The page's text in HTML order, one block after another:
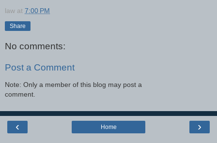
law at 7:00 PM
Share
No comments:
Post a Comment
Note: Only a member of this blog may post a
comment.
‹ ›
Home